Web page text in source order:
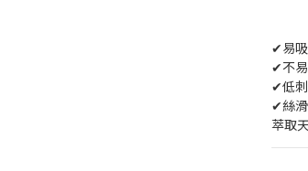
✔易
✔不
✔低
✔絲
萃取